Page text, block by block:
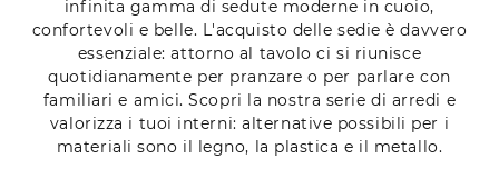
infinita gamma di sedute moderne in cuoio,
confortevoli e belle. L'acquisto delle sedie è davvero
essenziale: attorno al tavolo ci si riunisce
quotidianamente per pranzare o per parlare con
familiari e amici. Scopri la nostra serie di arredi e
valorizza i tuoi interni: alternative possibili per i
materiali sono il legno, la plastica e il metallo.